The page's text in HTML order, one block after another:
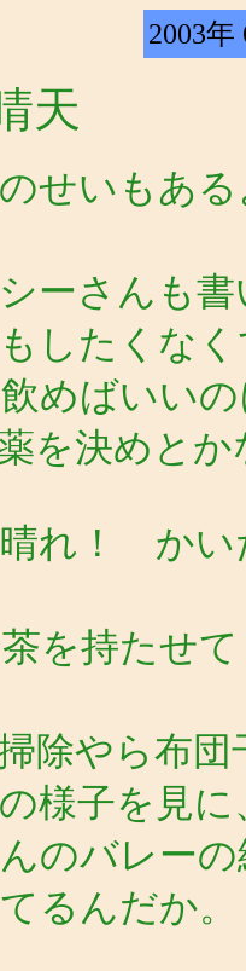
2003年
天
せいもあ
ーさんも
したくな
めばいい
を決めと
れ！ かい
を持たせ
除やら布
様子を見
のバレー
るんだか。